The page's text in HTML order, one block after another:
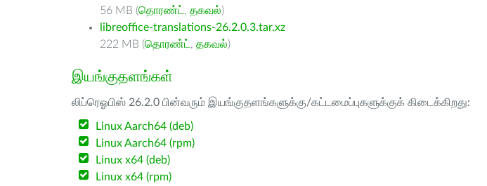
56 MB (தொரண்ட் , தகவல்)
libreoffice-translations-26.2.0.3.tar.xz
222 MB (தொரண்ட் , தகவல்)
இயங்குதளங்கள்
லிப்ரெஓபிஸ் 26.2.0 பின்வரும் இயங்குதளங்களுக்கு/கட்டமைப்புகளுக்குக் கிடைக்கிறது:
Linux Aarch64 (deb)
Linux Aarch64 (rpm)
Linux x64 (deb)
Linux x64 (rpm)